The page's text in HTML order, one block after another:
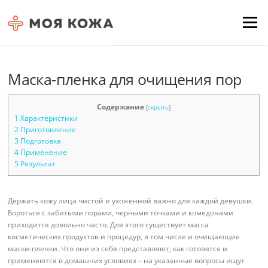
Menu
Маска-пленка для очищения пор
Содержание [скрыть]
1 Характеристики
2 Приготовление
3 Подготовка
4 Применение
5 Результат
Держать кожу лица чистой и ухоженной важно для каждой девушки.
Бороться с забитыми порами, черными точками и комедонами
приходится довольно часто. Для этого существует масса
косметических продуктов и процедур, в том числе и очищающие
маски-пленки. Что они из себя представляют, как готовятся и
применяются в домашних условиях – на указанные вопросы ищут
Для любых предложений по